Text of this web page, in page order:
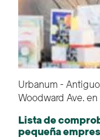
Urbanum -
Woodward Ave.
Lista de
pequeña